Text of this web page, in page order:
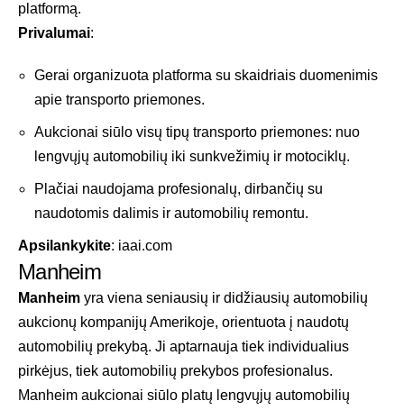
platformą.
Privalumai:
Gerai organizuota platforma su skaidriais duomenimis
apie transporto priemones.
Aukcionai siūlo visų tipų transporto priemones: nuo
lengvųjų automobilių iki sunkvežimių ir motociklų.
Plačiai naudojama profesionalų, dirbančių su
naudotomis dalimis ir automobilių remontu.
Apsilankykite: iaai.com
Manheim
Manheim yra viena seniausių ir didžiausių automobilių
aukcionų kompanijų Amerikoje, orientuota į naudotų
automobilių prekybą. Ji aptarnauja tiek individualius
pirkėjus, tiek automobilių prekybos profesionalus.
Manheim aukcionai siūlo platų lengvųjų automobilių